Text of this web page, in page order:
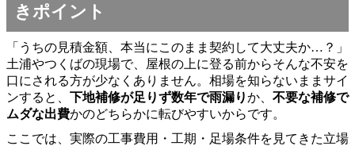
きポイント
「うちの見積金額、本当にこのまま契約して大丈夫か…？」
土浦やつくばの現場で、屋根の上に登る前からそんな不安を
口にされる方が少なくありません。相場を知らないままサイ
ンすると、 下地補修が足りず数年で雨漏りか、 不要な補修で
ムダな出費かのどちらかに転びやすいからです。
ここでは、実際の工事費用・工期・足場条件を見てきた立場